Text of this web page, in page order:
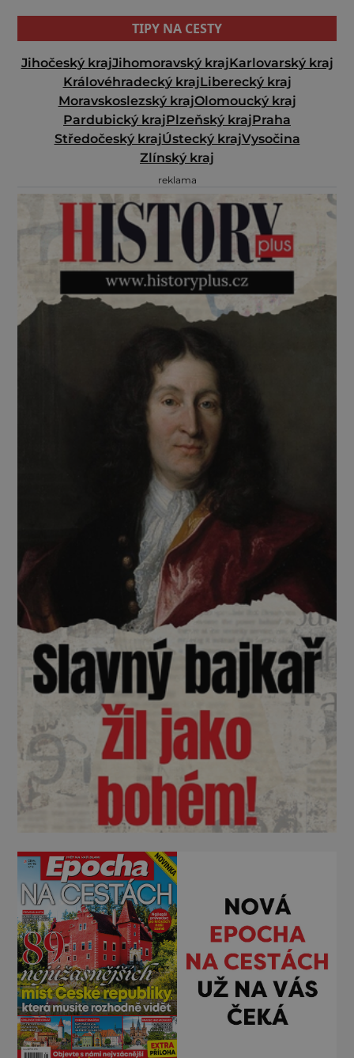
TIPY NA CESTY
Jihočeský krajJihomoravský krajKarlovarský kraj
Královéhradecký krajLiberecký kraj
Moravskoslezský krajOlomoucký kraj
Pardubický krajPlzeňský krajPraha
Středočeský krajÚstecký krajVysočina
Zlínský kraj
reklama